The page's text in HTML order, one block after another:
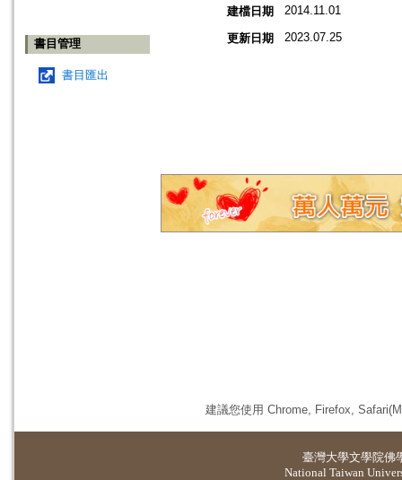
書目管理
書目匯出
建檔日期 2014.11.01
更新日期 2023.07.25
建議您使用 Chrome, Firefox,
臺灣大學文學院佛
National Taiwan